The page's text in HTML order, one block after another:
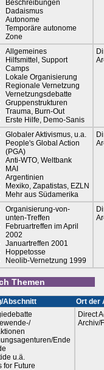
Beschreibungen
Dadaismus
Autonome
Temporäre autonome
Zone
Allgemeines
Hilfsmittel, Support
Camps
Lokale Organisierung
Regionale Vernetzung
Vernetzungsdebatte
Gruppenstrukturen
Trauma, Burn-Out
Erste Hilfe, Demo-Sanis
Globaler Aktivismus, u.a.
People's Global Action
(PGA)
Anti-WTO, Weltbank
MAI
Argentinien
Mexiko, Zapatistas, EZLN
Mehr aus Südamerika
Organisierung-von-
unten-Treffen
Februartreffen im April
2002
Januartreffen 2001
Hoppetosse
Neolib-Vernetzung 1999
Themen
Abschnitt
Ort der
Ende
u.ä.
for Future
Direct
Archiv/